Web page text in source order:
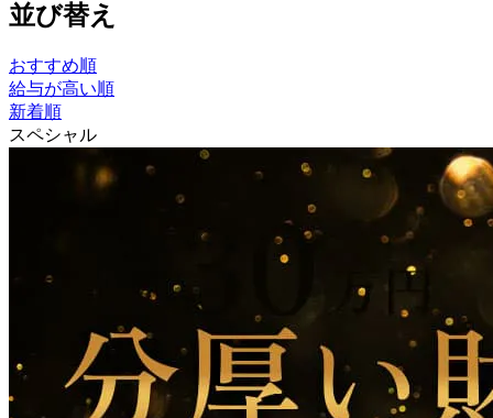
並び替え
おすすめ順
給与が高い順
新着順
スペシャル